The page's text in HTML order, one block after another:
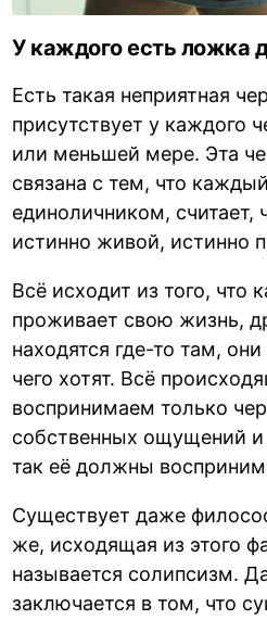
У каждого есть ложка
Есть такая неприятная
присутствует у каждого
или меньшей мере. Эта
связана с тем, что
единоличником, считает,
истинно живой, истинно
Всё исходит из того, что
проживает свою жизнь,
находятся где-то там,
чего хотят. Всё
воспринимаем только
собственных ощущений и
так её должны
Существует даже
же, исходящая из этого
называется солипсизм.
заключается в том, что